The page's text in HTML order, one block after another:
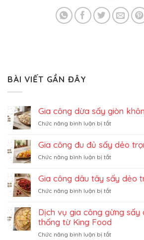
BÀI VIẾT GẦN ĐÂY
Gia công dừa sấy giòn
Chức năng bình luận bị tắtở
công
dừa
sấy
không
đường
Gia công đu đủ sấy dẻo
Chức năng bình luận bị tắtở
công
đu
đủ
dẻo
trọn
Gia công dâu tây sấy dẻo
Chức năng bình luận bị tắtở
công
dâu
tây
sấy
Dịch vụ gia công gừng sấy
thống từ King Food
Chức năng bình luận bị tắtở